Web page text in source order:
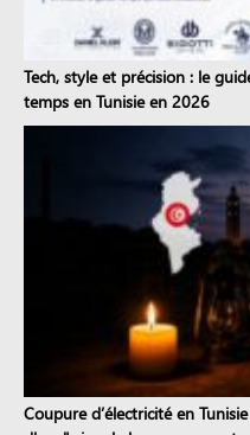
Tech, style et précision : le
temps en Tunisie en 2026
Coupure d’électricité en